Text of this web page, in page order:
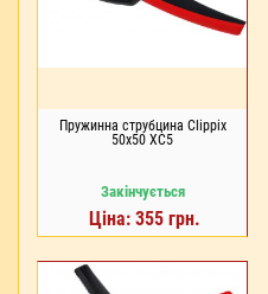
Пружинна струбцина Clippix
50x50 XC5
Закінчується
Ціна: 355 грн.